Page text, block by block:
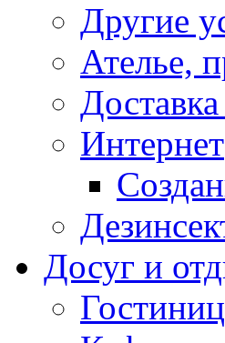
Другие
Ателье,
Интернет
Досуг и